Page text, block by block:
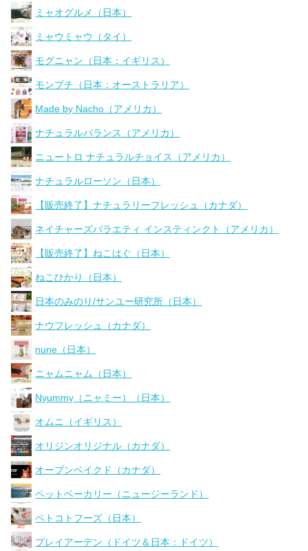
ミャオグルメ（日本）
ミャウミャウ（タイ）
モグニャン（日本：イギリス）
モンプチ（日本：オーストラリア）
Made by Nacho（アメリカ）
ナチュラルバランス（アメリカ）
ニュートロ ナチュラルチョイス（アメリカ）
ナチュラルローソン（日本）
【販売終了】ナチュラリーフレッシュ（カナダ）
ネイチャーズバラエティ インスティンクト（アメリカ）
【販売終了】ねこはぐ（日本）
ねこひかり（日本）
日本のみのり/サンユー研究所（日本）
ナウフレッシュ（カナダ）
nune（日本）
ニャムニャム（日本）
Nyummy（ニャミー）（日本）
オムニ（イギリス）
オリジンオリジナル（カナダ）
オーブンベイクド（カナダ）
ペットベーカリー（ニュージーランド）
ペトコトフーズ（日本）
プレイアーデン（ドイツ＆日本：ドイツ）